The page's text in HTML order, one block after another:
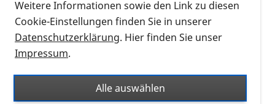
für blinde und sehbehinderte Menschen an.
Auf dieser Seite finden Sie sämtliches Infomaterial
Ort. Nutzen Sie den Formatfilter, um ausschließlich
nach Flyern und Broschüren, Audios oder Videos zu
Weitere Informationen sowie den Link zu diesen
Cookie-Einstellungen finden Sie in unserer
Datenschutzerklärung. Hier finden Sie unser
Impressum.
Alle auswählen